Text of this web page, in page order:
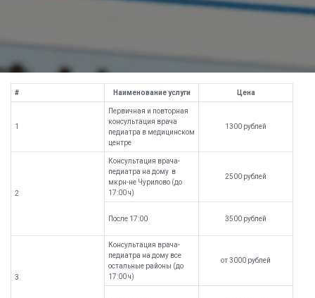
# Наименование услуги Цена
1
Первичная и повторная
консультация врача
педиатра в медицинском
центре
1300 рублей
2
Консультация врача-
педиатра на дому в
мкрн-не Чурилово (до
17:00 ч)
2500 рублей
После 17:00 3500 рублей
3
Консультация врача-
педиатра на дому все
остальные районы (до
17:00 ч)
от 3000 рублей